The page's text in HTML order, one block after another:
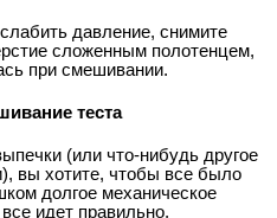
давление, снимите
сложенным полотенцем,
при смешивании.
теста
(или что-нибудь другое
вы хотите, чтобы все было
долгое механическое
идет правильно.